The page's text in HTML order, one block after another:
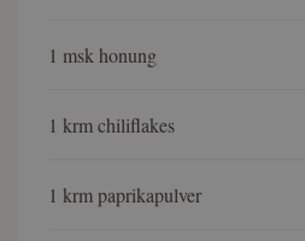
1 msk honung
1 krm chiliflakes
1 krm paprikapulver